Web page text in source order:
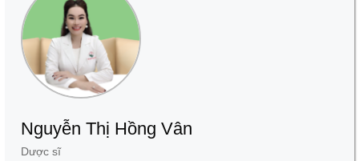
Nguyễn Thị Hồng Vân
Dược sĩ